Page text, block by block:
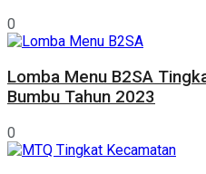
0
Lomba Menu B2SA
Bumbu Tahun 2023
0